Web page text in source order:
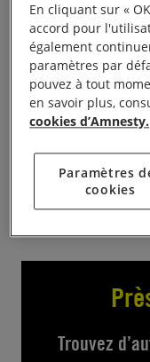
faveur de
dans le cadre de
signer« .
Contact
Trouvez
En cliquant sur «
accord pour
également
paramètres par
pouvez à tout
en savoir plus,
cookies d’Amnesty.
Paramètres
cookies